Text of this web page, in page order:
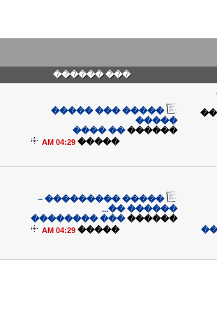
��� ������
����� ��� �����
�����
������
�� ����
�����
04:29 AM
����� ��������� ~
������ ��...
������
��� ��������
�����
04:29 AM